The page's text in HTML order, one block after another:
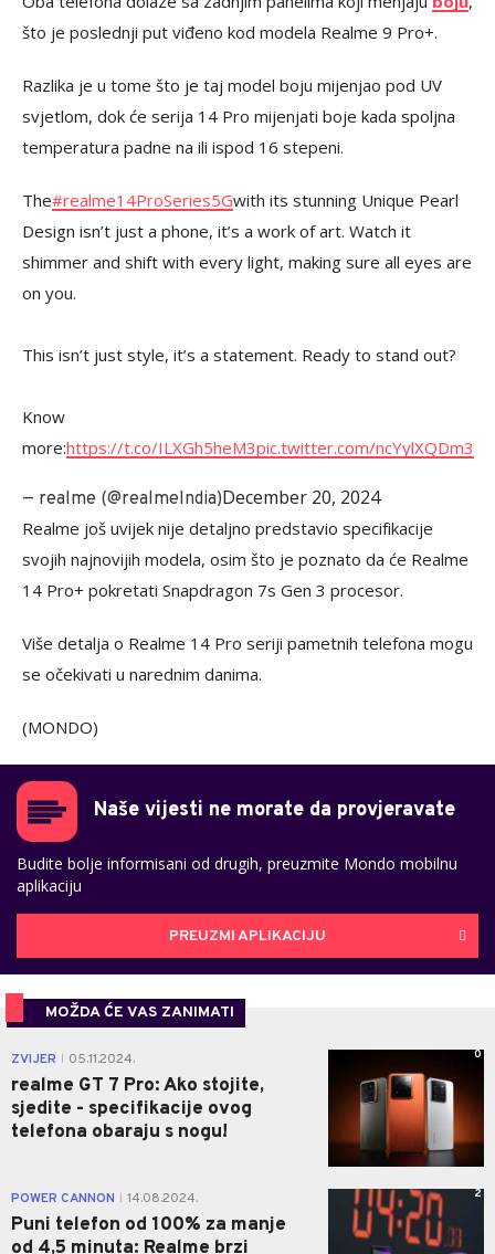
što je poslednji put viđeno kod modela Realme 9 Pro+.
Razlika je u tome što je taj model boju mijenjao pod UV
svjetlom, dok će serija 14 Pro mijenjati boje kada spoljna
temperatura padne na ili ispod 16 stepeni.
The#realme14ProSeries5Gwith its stunning Unique Pearl
Design isn’t just a phone, it’s a work of art. Watch it
shimmer and shift with every light, making sure all eyes are
on you.
This isn’t just style, it’s a statement. Ready to stand out?
Know
more:https://t.co/ILXGh5heM3pic.twitter.com/ncYylXQDm3
— realme (@realmeIndia)December 20, 2024
Realme još uvijek nije detaljno predstavio specifikacije
svojih najnovijih modela, osim što je poznato da će Realme
14 Pro+ pokretati Snapdragon 7s Gen 3 procesor.
Više detalja o Realme 14 Pro seriji pametnih telefona mogu
se očekivati u narednim danima.
(MONDO)
Naše vijesti ne morate da provjeravate
Budite bolje informisani od drugih, preuzmite Mondo mobilnu
aplikaciju
PREUZMI APLIKACIJU
MOŽDA ĆE VAS ZANIMATI
ZVIJER 05.11.2024.
realme GT 7 Pro: Ako stojite,
sjedite - specifikacije ovog
telefona obaraju s nogu!
0
POWER CANNON 14.08.2024.
Puni telefon od 100% za manje
od 4,5 minuta: Realme brzi
2